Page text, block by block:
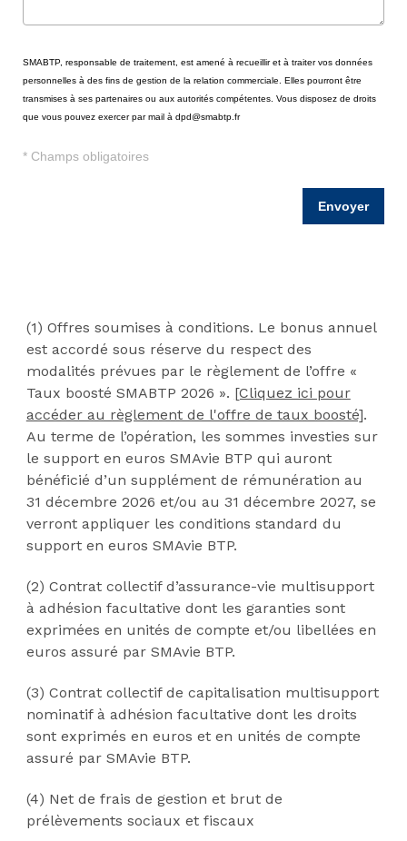
(1) Offres soumises à conditions. Le bonus annuel
est accordé sous réserve du respect des
modalités prévues par le règlement de l’offre «
Taux boosté SMABTP 2026 ». [Cliquez ici pour
accéder au règlement de l'offre de taux boosté].
Au terme de l’opération, les sommes investies sur
le support en euros SMAvie BTP qui auront
bénéficié d’un supplément de rémunération au
31 décembre 2026 et/ou au 31 décembre 2027, se
verront appliquer les conditions standard du
support en euros SMAvie BTP.
(2) Contrat collectif d’assurance-vie multisupport
à adhésion facultative dont les garanties sont
exprimées en unités de compte et/ou libellées en
euros assuré par SMAvie BTP.
(3) Contrat collectif de capitalisation multisupport
nominatif à adhésion facultative dont les droits
sont exprimés en euros et en unités de compte
assuré par SMAvie BTP.
(4) Net de frais de gestion et brut de
prélèvements sociaux et fiscaux